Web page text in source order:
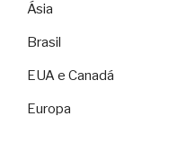
Ásia
Brasil
EUA e Canadá
Europa